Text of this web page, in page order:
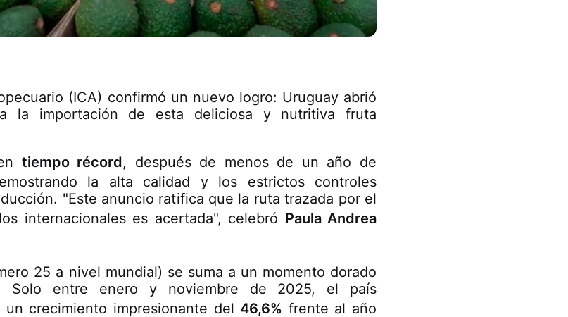
(ICA) confirmó un nuevo logro: Uruguay abrió
la importación de esta deliciosa y nutritiva fruta
tiempo récord, después de menos de un año de
la alta calidad y los estrictos controles
"Este anuncio ratifica que la ruta trazada por el
internacionales es acertada", celebró Paula Andrea
25 a nivel mundial) se suma a un momento dorado
Solo entre enero y noviembre de 2025, el país
un crecimiento impresionante del 46,6% frente al año